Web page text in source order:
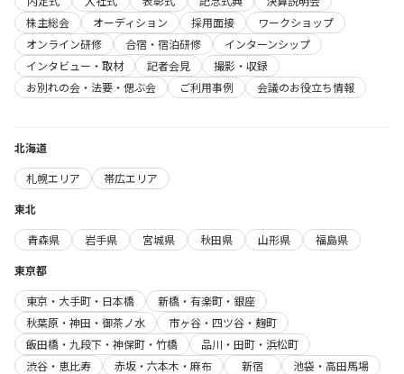
株主総会
オーディション 採用面接
ワークショップ
オンライン研修
合宿・宿泊研修
インターンシップ
インタビュー・取材
記者会見
撮影・収録
お別れの会・法要・偲ぶ会
ご利用事例 会議のお役立ち情報
北海道
札幌エリア
帯広エリア
東北
青森県
岩手県 宮城県 秋田県 山形県
福島県
東京都
東京・大手町・日本橋
新橋・有楽町・銀座
秋葉原・神田・御茶ノ水
市ヶ谷・四ツ谷・麹町
飯田橋・九段下・神保町・竹橋
品川・田町・浜松町
渋谷・恵比寿
赤坂・六本木・麻布 新宿
池袋・高田馬場